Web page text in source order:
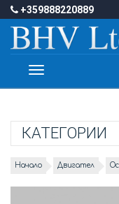
+359888220889
Toggle
КАТЕГОРИИ
Начало Двигател